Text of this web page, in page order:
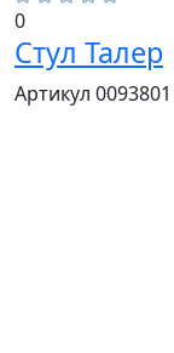
0
Стул Талер
Артикул 0093801